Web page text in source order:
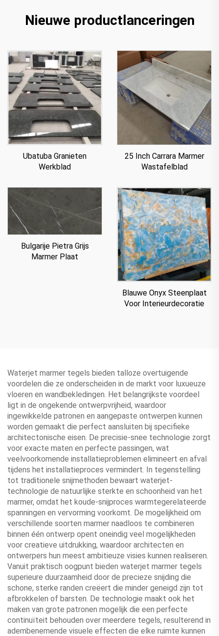
Nieuwe productlanceringen
Ubatuba Granieten
Werkblad
25 Inch Carrara Marmer
Wastafelblad
Bulgarije Pietra Grijs
Marmer Plaat
Blauwe Onyx Steenplaat
Voor Interieurdecoratie
Waterjet marmer tegels bieden talloze overtuigende
voordelen die ze onderscheiden in de markt voor luxueuze
vloeren en wandbekledingen. Het belangrijkste voordeel
ligt in de ongekende ontwerpvrijheid, waardoor
ingewikkelde patronen en aangepaste ontwerpen kunnen
worden gemaakt die perfect aansluiten bij specifieke
architectonische eisen. De precisie-snee technologie zorgt
voor exacte maten en perfecte passingen, wat
veelvoorkomende installatieproblemen elimineert en afval
tijdens het installatieproces vermindert. In tegenstelling
tot traditionele snijmethoden bewaart waterjet-
technologie de natuurlijke sterkte en schoonheid van het
marmer, omdat het koude-snijproces warmtegerelateerde
spanningen en vervorming voorkomt. De mogelijkheid om
verschillende soorten marmer naadloos te combineren
binnen één ontwerp opent oneindig veel mogelijkheden
voor creatieve uitdrukking, waardoor architecten en
ontwerpers hun meest ambitieuze visies kunnen realiseren.
Vanuit praktisch oogpunt bieden waterjet marmer tegels
superieure duurzaamheid door de precieze snijding die
schone, sterke randen creëert die minder geneigd zijn tot
afbrokkelen of barsten. De technologie maakt ook het
maken van grote patronen mogelijk die een perfecte
continuïteit behouden over meerdere tegels, resulterend in
adembenemende visuele effecten die elke ruimte kunnen